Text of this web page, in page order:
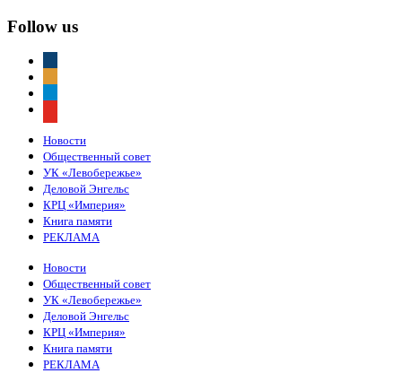
Follow us
Новости
Общественный совет
УК «Левобережье»
Деловой Энгельс
КРЦ «Империя»
Книга памяти
РЕКЛАМА
Новости
Общественный совет
УК «Левобережье»
Деловой Энгельс
КРЦ «Империя»
Книга памяти
РЕКЛАМА